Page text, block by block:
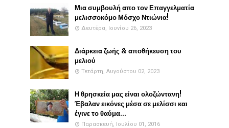
Μια συμβουλή απο τον Επαγγελματία
μελισσοκόμο Μόσχο Ντιώνια!
Δευτέρα, Ιουνίου 26, 2023
Διάρκεια ζωής & αποθήκευση του
μελιού
Τετάρτη, Αυγούστου 02, 2023
Η θρησκεία μας είναι ολοζώντανη!
Έβαλαν εικόνες μέσα σε μελίσσι και
έγινε το θαύμα...
Παρασκευή, Ιουλίου 01, 2016